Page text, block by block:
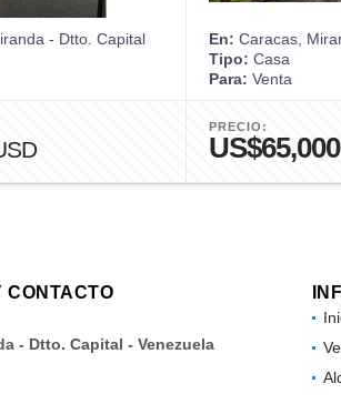
- Dtto. Capital
En: Caracas,
Tipo: Casa
Para: Venta
PRECIO:
US$65,000
CONTACTO
- Dtto. Capital - Venezuela